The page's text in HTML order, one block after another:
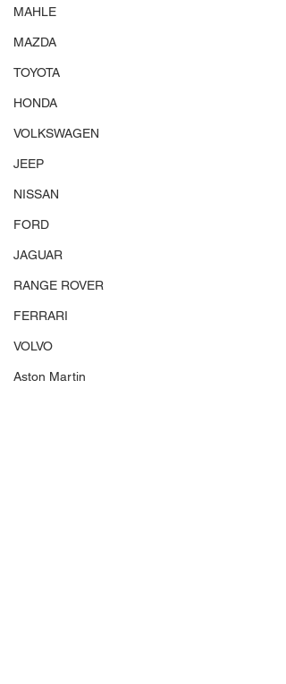
MAHLE
MAZDA
TOYOTA
HONDA
VOLKSWAGEN
JEEP
NISSAN
FORD
JAGUAR
RANGE ROVER
FERRARI
VOLVO
Aston Martin